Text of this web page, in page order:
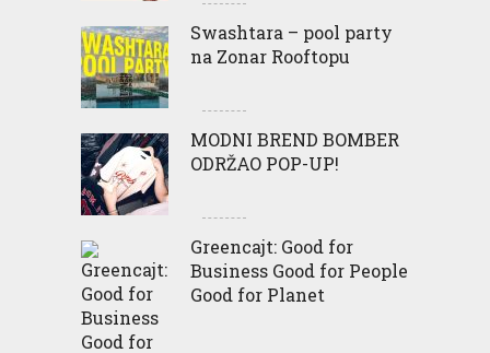
Swashtara – pool party
na Zonar Rooftopu
MODNI BREND BOMBER
ODRŽAO POP-UP!
Greencajt: Good for
Business Good for People
Good for Planet